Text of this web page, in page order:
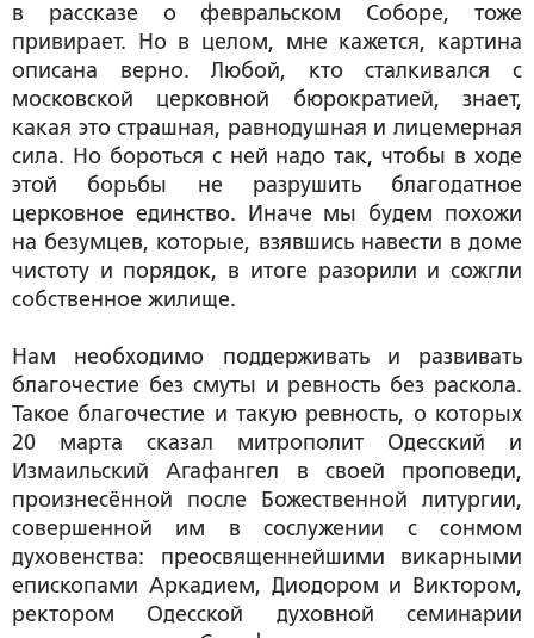
в рассказе о февральском Соборе, тоже
привирает. Но в целом, мне кажется, картина
описана верно. Любой, кто сталкивался с
московской церковной бюрократией, знает,
какая это страшная, равнодушная и лицемерная
сила. Но бороться с ней надо так, чтобы в ходе
этой борьбы не разрушить благодатное
церковное единство. Иначе мы будем похожи
на безумцев, которые, взявшись навести в доме
чистоту и порядок, в итоге разорили и сожгли
собственное жилище.
Нам необходимо поддерживать и развивать
благочестие без смуты и ревность без раскола.
Такое благочестие и такую ревность, о которых
20 марта сказал митрополит Одесский и
Измаильский Агафангел в своей проповеди,
произнесённой после Божественной литургии,
совершенной им в сослужении с сонмом
духовенства: преосвященнейшими викарными
епископами Аркадием, Диодором и Виктором,
ректором Одесской духовной семинарии